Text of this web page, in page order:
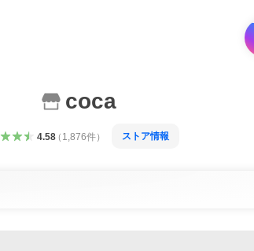
coca
4.58（ 1,876件） ストア情報